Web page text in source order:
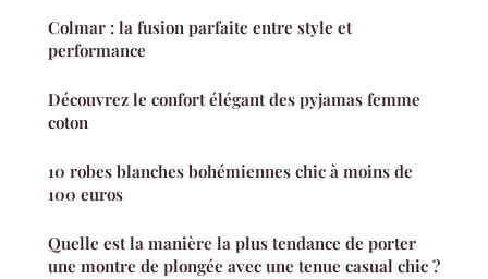
Colmar : la fusion parfaite entre style et
performance
Découvrez le confort élégant des pyjamas femme
coton
10 robes blanches bohémiennes chic à moins de
100 euros
Quelle est la manière la plus tendance de porter
une montre de plongée avec une tenue casual chic ?